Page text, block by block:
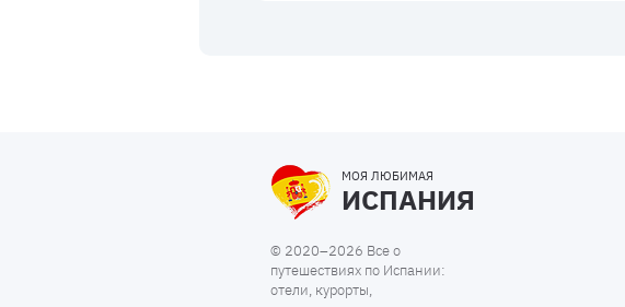
МОЯ ЛЮБИМАЯ
ИСПАНИЯ
© 2020–2026 Все о
путешествиях по Испании:
отели, курорты,